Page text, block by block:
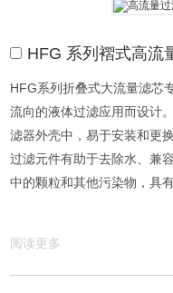
HFG 系列褶式高流
HFG系列折叠式大流量滤芯
流向的液体过滤应用而设计
滤器外壳中，易于安装和更
过滤元件有助于去除水、兼
中的颗粒和其他污染物，具
阅读更多